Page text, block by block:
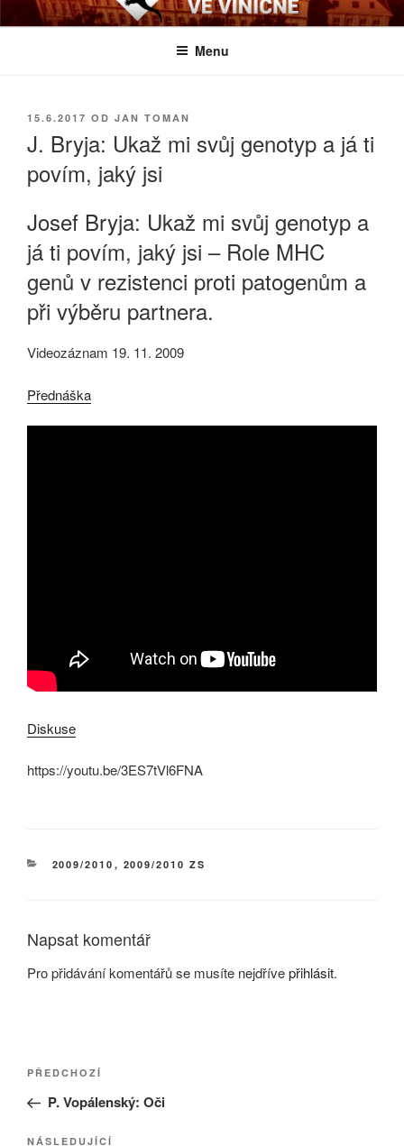
k
BIOLOGICKÉ ČTVRTKY VE
Určeno všem zájemcům o evoluci a obecnější biologická témata
Menu
PUBLIKOVÁNO
15.6.2017 OD JAN TOMAN
J. Bryja: Ukaž mi svůj genotyp a já ti
povím, jaký jsi
Josef Bryja: Ukaž mi svůj genotyp a
já ti povím, jaký jsi – Role MHC
genů v rezistenci proti patogenům a
při výběru partnera.
Videozáznam 19. 11. 2009
Přednáška
Diskuse
https://youtu.be/3ES7tVl6FNA
RUBRIKY
2009/2010 , 2009/2010 ZS
Napsat komentář
Pro přidávání komentářů se musíte nejdřívepřihlásit.
Navigace
příspěvek
Předchozí
příspěvek
PŘEDCHOZÍ
P. Vopálenský: Oči
NÁSLEDUJÍCÍ